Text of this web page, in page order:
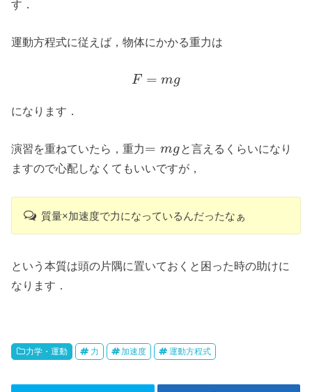
す．
運動方程式に従えば，物体にかかる重力は
F = mg
になります．
演習を重ねていたら，重力= mgと言えるくらいになり
ますので心配しなくてもいいですが，
質量×加速度で力になっているんだったなぁ
という本質は頭の片隅に置いておくと困った時の助けに
なります．
力学・運動 力 加速度 運動方程式